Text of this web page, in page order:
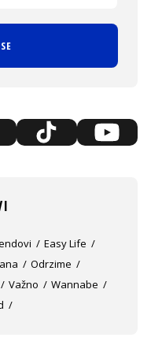
Easy Life
Odrzime
Važno
Wannabe